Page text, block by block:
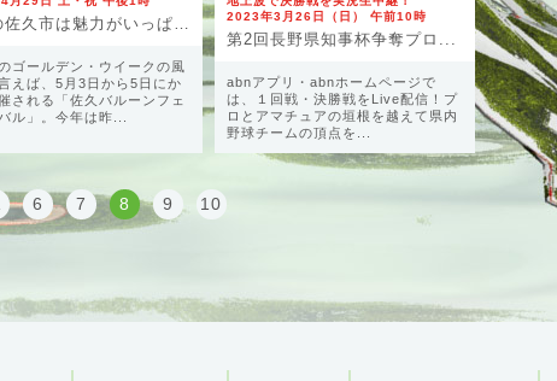
初夏の佐久市は魅力がいっぱ...
ゴールデン・ウイークの風
えば、5月3日から5日にか
される「佐久バルーンフェ
ル」。今年は昨...
2023年3月26日（日） 午前10時
第2回長野県知事杯争奪プロ...
abnアプリ・abnホームページで
は、１回戦・決勝戦をLive配信！プ
ロとアマチュアの垣根を越えて県内
野球チームの頂点を...
6 7 8 9 10